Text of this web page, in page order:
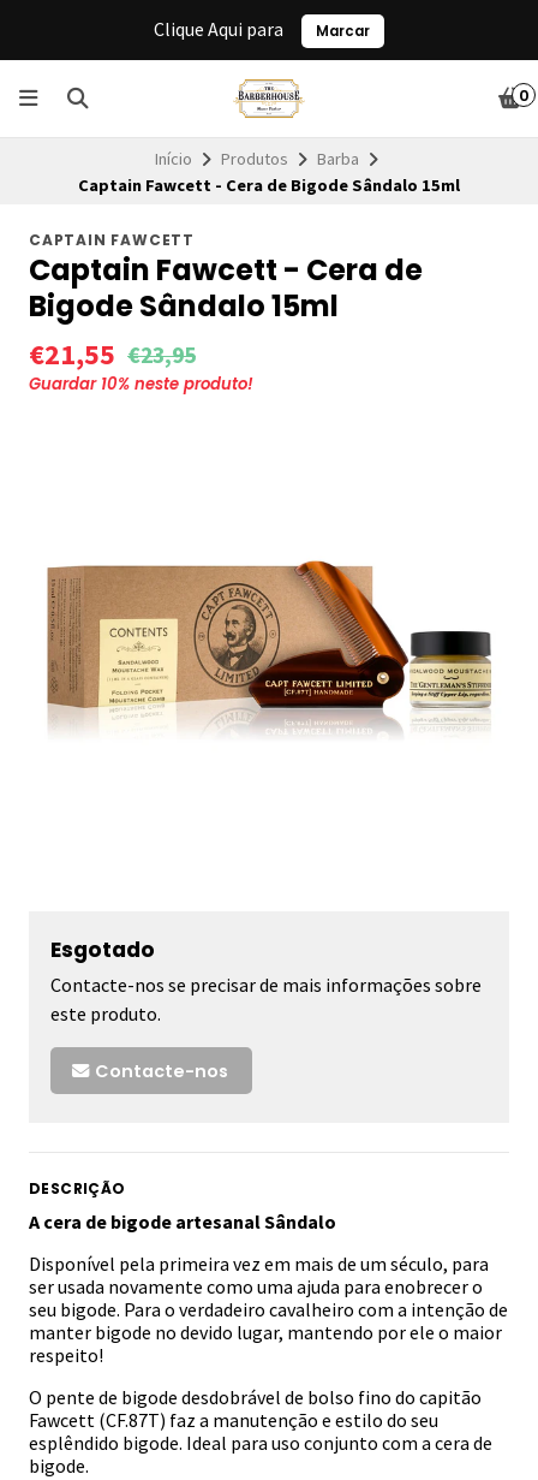
Clique Aqui para Marcar
0
Início Produtos
Barba
Captain Fawcett - Cera de Bigode Sândalo 15ml
CAPTAIN FAWCETT
Captain Fawcett - Cera de
Bigode Sândalo 15ml
€21,55 €23,95
Guardar 10% neste produto!
Esgotado
Contacte-nos se precisar de mais informações sobre
este produto.
Contacte-nos
DESCRIÇÃO
A cera de bigode artesanal Sândalo
Disponível pela primeira vez em mais de um século, para
ser usada novamente como uma ajuda para enobrecer o
seu bigode. Para o verdadeiro cavalheiro com a intenção de
manter bigode no devido lugar, mantendo por ele o maior
respeito!
O pente de bigode desdobrável de bolso fino do capitão
Fawcett (CF.87T) faz a manutenção e estilo do seu
esplêndido bigode. Ideal para uso conjunto com a cera de
bigode.